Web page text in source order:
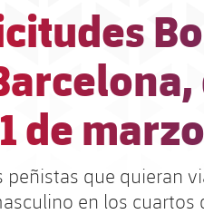
de marzo
peñistas que quieran
en los cuartos